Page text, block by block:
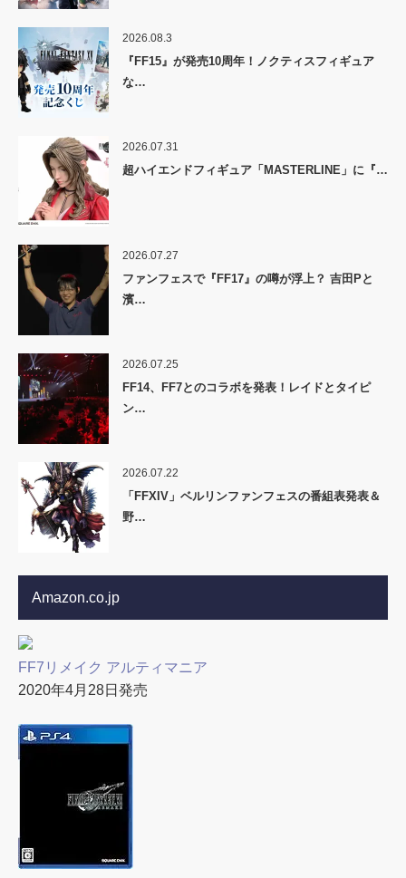
2026.08.3
『FF15』が発売10周年！ノクティスフィギュア
な…
2026.07.31
超ハイエンドフィギュア「MASTERLINE」に『…
2026.07.27
ファンフェスで『FF17』の噂が浮上？ 吉田Pと
濱…
2026.07.25
FF14、FF7とのコラボを発表！レイドとタイピ
ン…
2026.07.22
「FFXIV」ベルリンファンフェスの番組表発表＆
野…
Amazon.co.jp
FF7リメイク アルティマニア
2020年4月28日発売